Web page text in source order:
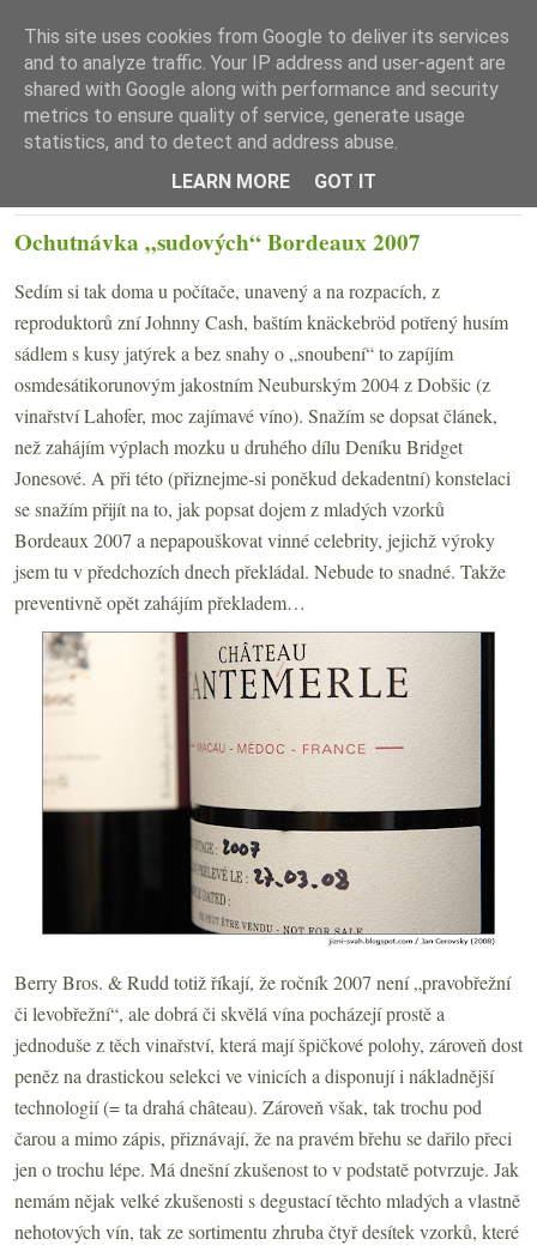
☰ Menu
Ochutnávka „sudových“ Bordeaux 2007
Sedím si tak doma u počítače, unavený a na rozpacích, z
reproduktorů zní Johnny Cash, baštím knäckebröd potřený husím
sádlem s kusy jatýrek a bez snahy o „snoubení“ to zapíjím
osmdesátikorunovým jakostním Neuburským 2004 z Dobšic (z
vinařství Lahofer, moc zajímavé víno). Snažím se dopsat článek,
než zahájím výplach mozku u druhého dílu Deníku Bridget
Jonesové. A při této (přiznejme-si poněkud dekadentní) konstelaci
se snažím přijít na to, jak popsat dojem z mladých vzorků
Bordeaux 2007 a nepapouškovat vinné celebrity, jejichž výroky
jsem tu v předchozích dnech překládal. Nebude to snadné. Takže
preventivně opět zahájím překladem…
Berry Bros. & Rudd totiž říkají, že ročník 2007 není „pravobřežní
či levobřežní“, ale dobrá či skvělá vína pocházejí prostě a
jednoduše z těch vinařství, která mají špičkové polohy, zároveň dost
peněz na drastickou selekci ve vinicích a disponují i nákladnější
technologií (= ta drahá château). Zároveň však, tak trochu pod
čarou a mimo zápis, přiznávají, že na pravém břehu se dařilo přeci
jen o trochu lépe. Má dnešní zkušenost to v podstatě potvrzuje. Jak
nemám nějak velké zkušenosti s degustací těchto mladých a vlastně
nehotových vín, tak ze sortimentu zhruba čtyř desítek vzorků, které
This site uses cookies from Google to deliver its services
and to analyze traffic. Your IP address and user-agent are
shared with Google along with performance and security
metrics to ensure quality of service, generate usage
statistics, and to detect and address abuse.
LEARN MORE
GOT IT